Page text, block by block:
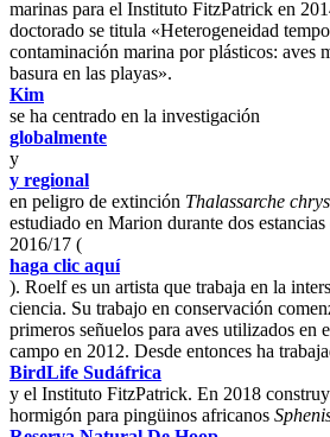
marinas para el Instituto FitzPatrick en
doctorado se titula «Heterogeneidad
contaminación marina por plásticos: aves
basura en las playas».
Kim
se ha centrado en la investigación
globalmente
y
y regional
en peligro de extinción Thalassarche
estudiado en Marion durante dos
2016/17 (
haga clic aquí
). Roelf es un artista que trabaja en la
ciencia. Su trabajo en conservación
primeros señuelos para aves utilizados en
campo en 2012. Desde entonces ha
BirdLife Sudáfrica
y el Instituto FitzPatrick. En 2018
hormigón para pingüinos africanos